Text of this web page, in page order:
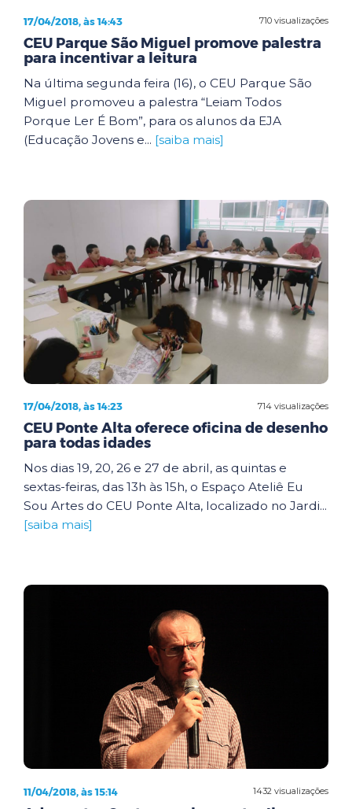
710 visualizações
17/04/2018, às 14:43
CEU Parque São Miguel promove palestra
para incentivar a leitura
Na última segunda feira (16), o CEU Parque São
Miguel promoveu a palestra “Leiam Todos
Porque Ler É Bom”, para os alunos da EJA
(Educação Jovens e... [saiba mais]
714 visualizações
17/04/2018, às 14:23
CEU Ponte Alta oferece oficina de desenho
para todas idades
Nos dias 19, 20, 26 e 27 de abril, as quintas e
sextas-feiras, das 13h às 15h, o Espaço Ateliê Eu
Sou Artes do CEU Ponte Alta, localizado no Jardi...
[saiba mais]
1432 visualizações
11/04/2018, às 15:14